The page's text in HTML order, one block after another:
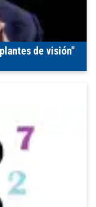
de visión"